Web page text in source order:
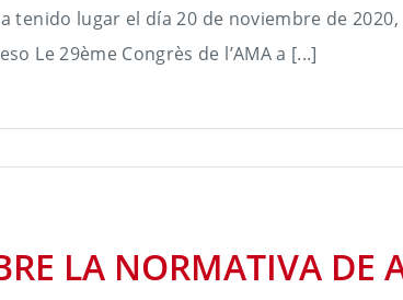
tenido lugar el día 20 de noviembre de
Le 29ème Congrès de l’AMA a [...]
LA NORMATIVA DE